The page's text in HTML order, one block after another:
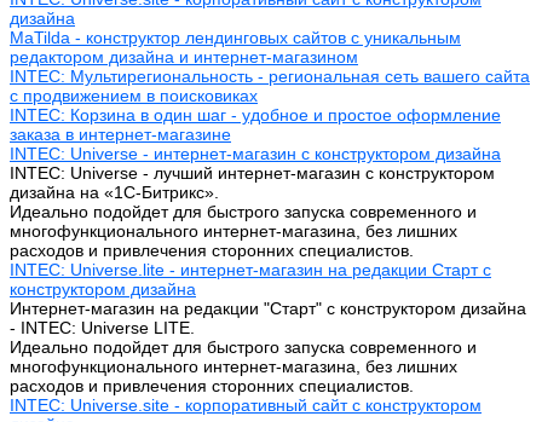
дизайна
MaTilda - конструктор лендинговых сайтов с уникальным
редактором дизайна и интернет-магазином
INTEC: Мультирегиональность - региональная сеть вашего сайта
с продвижением в поисковиках
INTEC: Корзина в один шаг - удобное и простое оформление
заказа в интернет-магазине
INTEC: Universe - интернет-магазин с конструктором дизайна
INTEC: Universe - лучший интернет-магазин с конструктором
дизайна на «1C-Битрикс».
Идеально подойдет для быстрого запуска современного и
многофункционального интернет-магазина, без лишних
расходов и привлечения сторонних специалистов.
INTEC: Universe.lite - интернет-магазин на редакции Старт с
конструктором дизайна
Интернет-магазин на редакции "Старт" с конструктором дизайна
- INTEC: Universe LITE.
Идеально подойдет для быстрого запуска современного и
многофункционального интернет-магазина, без лишних
расходов и привлечения сторонних специалистов.
INTEC: Universe.site - корпоративный сайт с конструктором